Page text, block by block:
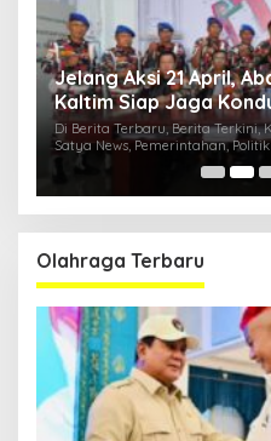
Jelang Aksi 21 April,
Kaltim Siap Jaga
Polri
Di Berita Terbaru, Berita Terkini,
Satya News, Pemerintahan, Politik
Olahraga Terbaru